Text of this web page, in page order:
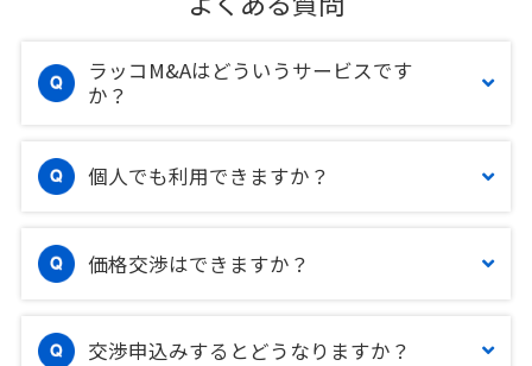
ラッコM&Aはどういうサービスです
か？
個人でも利用できますか？
価格交渉はできますか？
交渉申込みするとどうなりますか？